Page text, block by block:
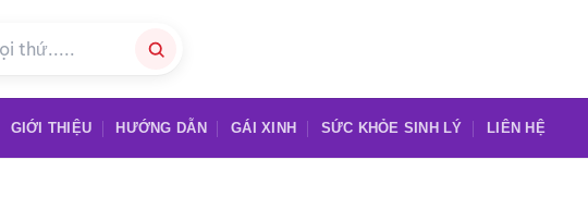
GIỚI THIỆU HƯỚNG DẪN GÁI XINH SỨC KHỎE SINH LÝ LIÊN HỆ